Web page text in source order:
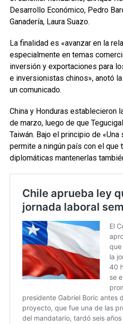
Desarrollo Económico, Pedro
Ganadería, Laura Suazo.
La finalidad es «avanzar en la
especialmente en temas
inversión y exportaciones para
e inversionistas chinos», anotó
un comunicado.
China y Honduras establecieron
de marzo, luego de que
Taiwán. Bajo el principio de «Una
permite a ningún país con el que
diplomáticas mantenerlas